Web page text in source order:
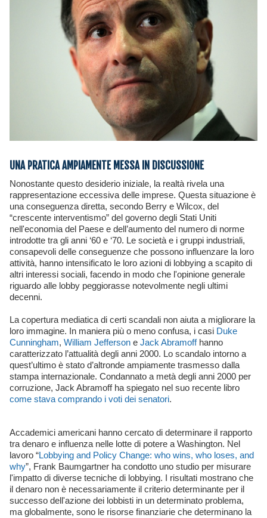
UNA PRATICA AMPIAMENTE MESSA IN DISCUSSIONE
Nonostante questo desiderio iniziale, la realtà rivela una
rappresentazione eccessiva delle imprese. Questa situazione è
una conseguenza diretta, secondo Berry e Wilcox, del
“crescente interventismo” del governo degli Stati Uniti
nell'economia del Paese e dell’aumento del numero di norme
introdotte tra gli anni ‘60 e ‘70. Le società e i gruppi industriali,
consapevoli delle conseguenze che possono influenzare la loro
attività, hanno intensificato le loro azioni di lobbying a scapito di
altri interessi sociali, facendo in modo che l'opinione generale
riguardo alle lobby peggiorasse notevolmente negli ultimi
decenni.
La copertura mediatica di certi scandali non aiuta a migliorare la
loro immagine. In maniera più o meno confusa, i casi Duke
Cunningham, William Jefferson e Jack Abramoffhanno
caratterizzato l’attualità degli anni 2000. Lo scandalo intorno a
quest’ultimo è stato d’altronde ampiamente trasmesso dalla
stampa internazionale. Condannato a metà degli anni 2000 per
corruzione, Jack Abramoff ha spiegato nel suo recente libro
come stava comprando i voti dei senatori.
Accademici americani hanno cercato di determinare il rapporto
tra denaro e influenza nelle lotte di potere a Washington. Nel
lavoro “Lobbying and Policy Change: who wins, who loses, and
why”, Frank Baumgartner ha condotto uno studio per misurare
l'impatto di diverse tecniche di lobbying. I risultati mostrano che
il denaro non è necessariamente il criterio determinante per il
successo dell'azione dei lobbisti in un determinato problema,
ma globalmente, sono le risorse finanziarie che determinano la